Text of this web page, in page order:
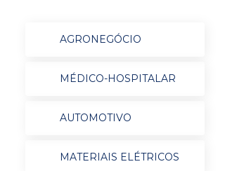
AGRONEGÓCIO
MÉDICO-HOSPITALAR
AUTOMOTIVO
MATERIAIS ELÉTRICOS